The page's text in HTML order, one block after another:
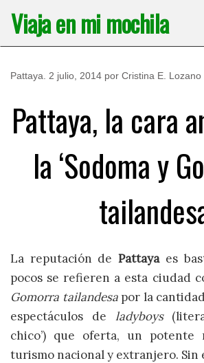
contenido
Viaja en mi mochila
Pattaya 2 julio, 2014 por Cristina E. Lozano
Pattaya, la cara
la ‘Sodoma y
La reputación dePattayaes
pocos se refieren a esta ciudad
Gomorra tailandesapor la
espectáculos de ladyboys
chico’) que oferta, un potente
turismo nacional y extranjero. Sin